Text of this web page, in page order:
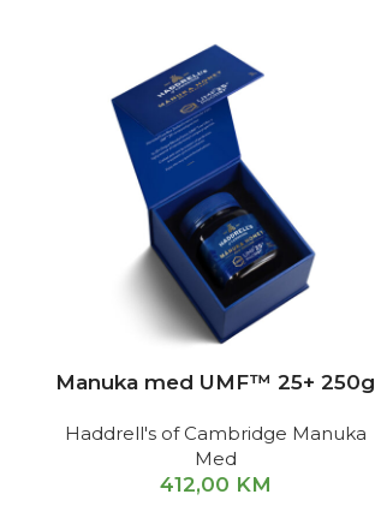
Manuka med UMF™ 25+ 250g
Haddrell's of Cambridge Manuka
Med
412,00 KM